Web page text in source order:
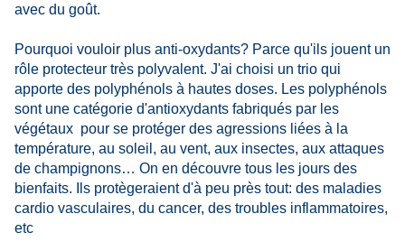
avec du goût.
Pourquoi vouloir plus anti-oxydants? Parce qu'ils jouent un
rôle protecteur très polyvalent. J'ai choisi un trio qui
apporte des polyphénols à hautes doses. Les polyphénols
sont une catégorie d'antioxydants fabriqués par les
végétaux pour se protéger des agressions liées à la
température, au soleil, au vent, aux insectes, aux attaques
de champignons… On en découvre tous les jours des
bienfaits. Ils protègeraient d'à peu près tout: des maladies
cardio vasculaires, du cancer, des troubles inflammatoires,
etc